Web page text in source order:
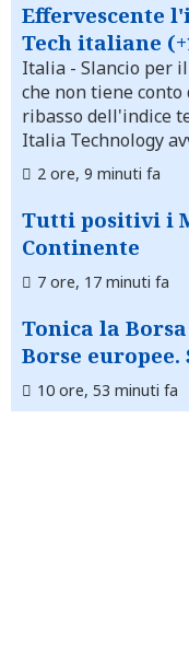
Effervescente
Tech italiane
Italia - Slancio per
che non tiene
ribasso dell'indice
Italia Technology
2 ore, 9 minuti fa
Tutti positivi i
Continente
7 ore, 17 minuti fa
Tonica la
Borse europee.
10 ore, 53 minuti fa